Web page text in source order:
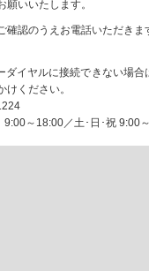
願いいたします。
確認のうえお電話いただきま
イヤルに接続できない場合
けください。
9:00～18:00／土･日･祝 9:00